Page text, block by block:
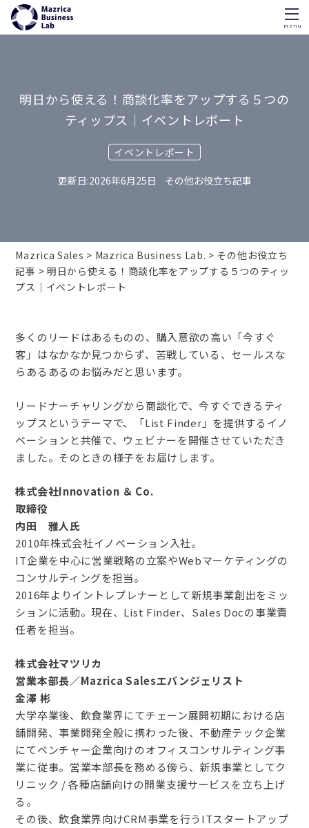
menu
明日から使える！商談化率をアップする５つの
ティップス｜イベントレポート
イベントレポート
2026年6月25日 その他お役立ち記事
Mazrica Sales Mazrica Business Lab.
その他お役立ち
記事
明日から使える！商談化率をアップする５つのティッ
プス｜イベントレポート
多くのリードはあるものの、購入意欲の高い「今すぐ
客」はなかなか見つからず、苦戦している、セールスな
らあるあるのお悩みだと思います。
リードナーチャリングから商談化で、今すぐできるティ
ップスというテーマで、「List Finder」を提供するイノ
ベーションと共催で、ウェビナーを開催させていただき
ました。そのときの様子をお届けします。
株式会社Innovation ＆ Co.
取締役
内田 雅人氏
2010年株式会社イノベーション入社。
IT企業を中心に営業戦略の立案やWebマーケティングの
コンサルティングを担当。
2016年よりイントレプレナーとして新規事業創出をミッ
ションに活動。現在、List Finder、Sales Docの事業責
任者を担当。
株式会社マツリカ
営業本部長／Mazrica Salesエバンジェリスト
金澤 彬
大学卒業後、飲食業界にてチェーン展開初期における店
舗開発、事業開発全般に携わった後、不動産テック企業
にてベンチャー企業向けのオフィスコンサルティング事
業に従事。営業本部長を務める傍ら、新規事業としてク
リニック / 各種店舗向けの開業支援サービスを立ち上げ
る。
その後、飲食業界向けCRM事業を行うITスタートアップ